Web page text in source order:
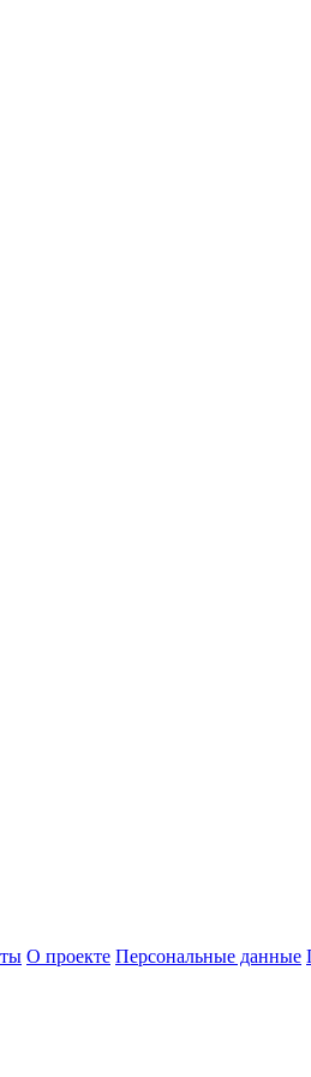
О проекте Персональные данные